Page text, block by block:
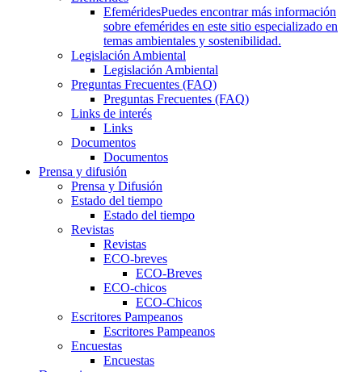
EfeméridesPuedes encontrar más información
sobre efemérides en este sitio especializado en
temas ambientales y sostenibilidad.
Legislación Ambiental
Legislación Ambiental
Preguntas Frecuentes (FAQ)
Preguntas Frecuentes (FAQ)
Links de interés
Links
Documentos
Documentos
Prensa y difusión
Prensa y Difusión
Estado del tiempo
Estado del tiempo
Revistas
Revistas
ECO-breves
ECO-Breves
ECO-chicos
ECO-Chicos
Escritores Pampeanos
Escritores Pampeanos
Encuestas
Encuestas